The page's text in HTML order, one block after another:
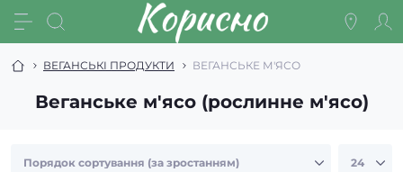
ВЕГАНСЬКІ ПРОДУКТИ ВЕГАНСЬКЕ М'ЯСО
Веганське м'ясо (рослинне м'ясо)